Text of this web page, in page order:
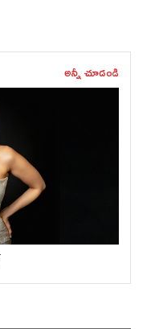
అన్నీ చూడండి